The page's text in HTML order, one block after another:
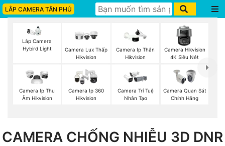
LẮP CAMERA TÂN PHÚ
Lắp Camera
Hybird Light
Camera Lux Thấp
Hikvision
Camera Ip Thân
Hikvision
Camera Hikvision
4K Siêu Nét
Camera Ip Thu
Âm Hikvision
Camera Ip 360
Hikvision
Camera Trí Tuệ
Nhân Tạo
Camera Quan Sát
Chính Hãng
CAMERA CHỐNG NHIỄU 3D DNR